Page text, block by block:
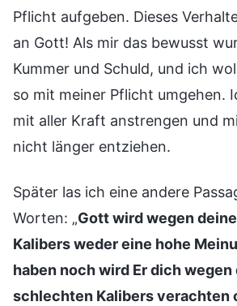
Pflicht aufgeben. Dieses
an Gott! Als mir das bewusst
Kummer und Schuld, und ich
so mit meiner Pflicht umgehen.
mit aller Kraft anstrengen und
nicht länger entziehen.
Später las ich eine andere
Worten: „Gott wird wegen
Kalibers weder eine hohe
haben noch wird Er dich wegen
schlechten Kalibers verachten